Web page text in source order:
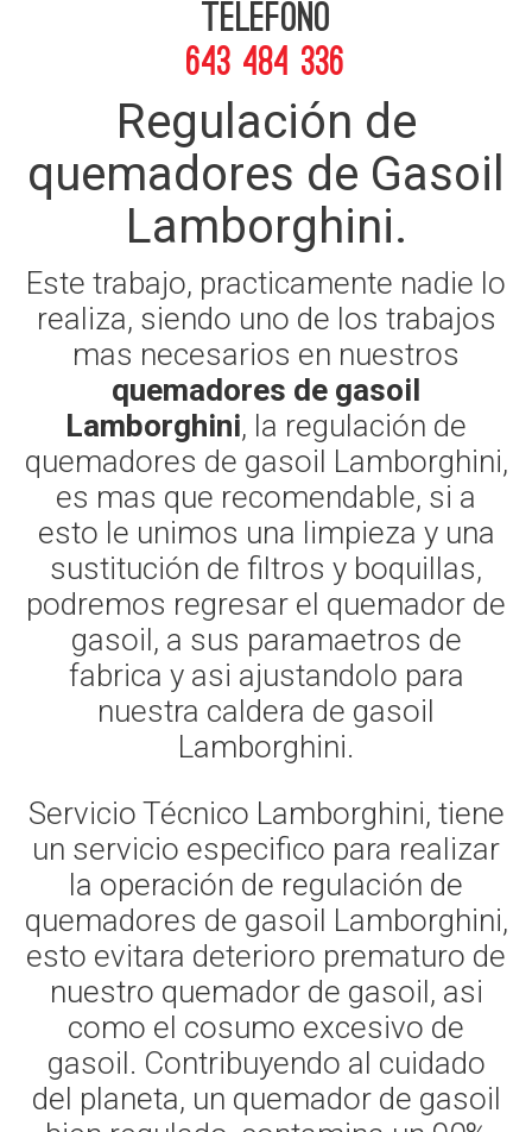
telefono
643 484 336
Regulación de
quemadores de Gasoil
Lamborghini.
Este trabajo, practicamente nadie lo
realiza, siendo uno de los trabajos
mas necesarios en nuestros
quemadores de gasoil
Lamborghini, la regulación de
quemadores de gasoil Lamborghini,
es mas que recomendable, si a
esto le unimos una limpieza y una
sustitución de filtros y boquillas,
podremos regresar el quemador de
gasoil, a sus paramaetros de
fabrica y asi ajustandolo para
nuestra caldera de gasoil
Lamborghini.
Servicio Técnico Lamborghini, tiene
un servicio especifico para realizar
la operación de regulación de
quemadores de gasoil Lamborghini,
esto evitara deterioro prematuro de
nuestro quemador de gasoil, asi
como el cosumo excesivo de
gasoil. Contribuyendo al cuidado
del planeta, un quemador de gasoil